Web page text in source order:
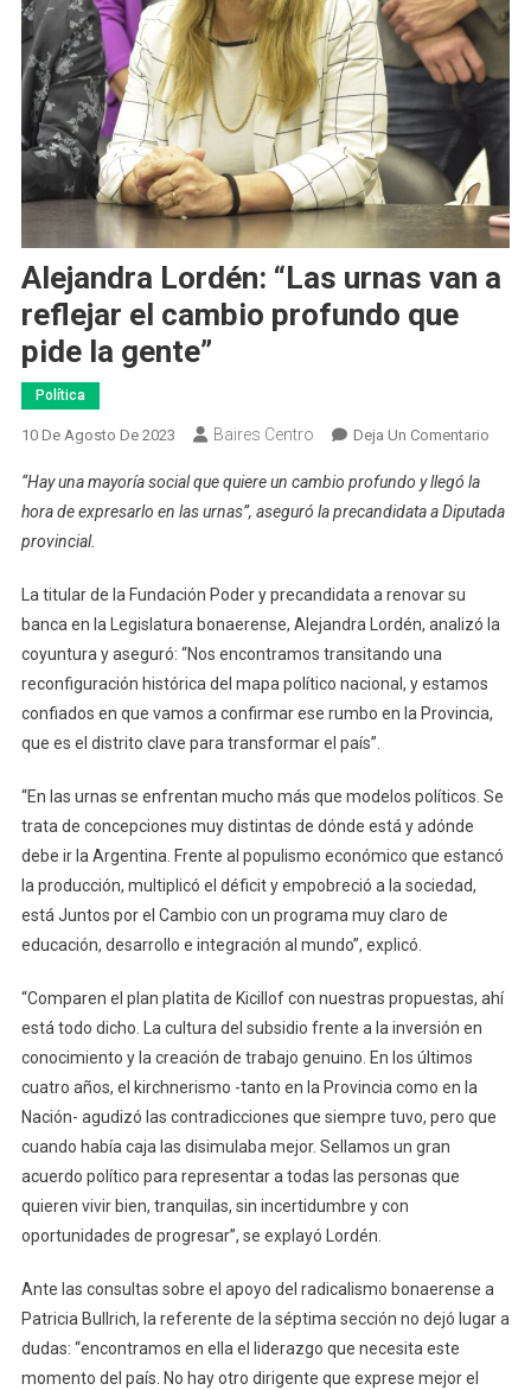
Alejandra Lordén: “Las urnas van a
reflejar el cambio profundo que
pide la gente”
Política
10 De Agosto De 2023 Baires Centro Deja Un ComentarioEn
“Las
La
“Hay una mayoría social que quiere un cambio profundo y llegó la
hora de expresarlo en las urnas”, aseguró la precandidata a Diputada
provincial.
La titular de la Fundación Poder y precandidata a renovar su
banca en la Legislatura bonaerense, Alejandra Lordén, analizó la
coyuntura y aseguró: “Nos encontramos transitando una
reconfiguración histórica del mapa político nacional, y estamos
confiados en que vamos a confirmar ese rumbo en la Provincia,
que es el distrito clave para transformar el país”.
“En las urnas se enfrentan mucho más que modelos políticos. Se
trata de concepciones muy distintas de dónde está y adónde
debe ir la Argentina. Frente al populismo económico que estancó
la producción, multiplicó el déficit y empobreció a la sociedad,
está Juntos por el Cambio con un programa muy claro de
educación, desarrollo e integración al mundo”, explicó.
“Comparen el plan platita de Kicillof con nuestras propuestas, ahí
está todo dicho. La cultura del subsidio frente a la inversión en
conocimiento y la creación de trabajo genuino. En los últimos
cuatro años, el kirchnerismo -tanto en la Provincia como en la
Nación- agudizó las contradicciones que siempre tuvo, pero que
cuando había caja las disimulaba mejor. Sellamos un gran
acuerdo político para representar a todas las personas que
quieren vivir bien, tranquilas, sin incertidumbre y con
oportunidades de progresar”, se explayó Lordén.
Ante las consultas sobre el apoyo del radicalismo bonaerense a
Patricia Bullrich, la referente de la séptima sección no dejó lugar a
dudas: “encontramos en ella el liderazgo que necesita este
momento del país. No hay otro dirigente que exprese mejor el